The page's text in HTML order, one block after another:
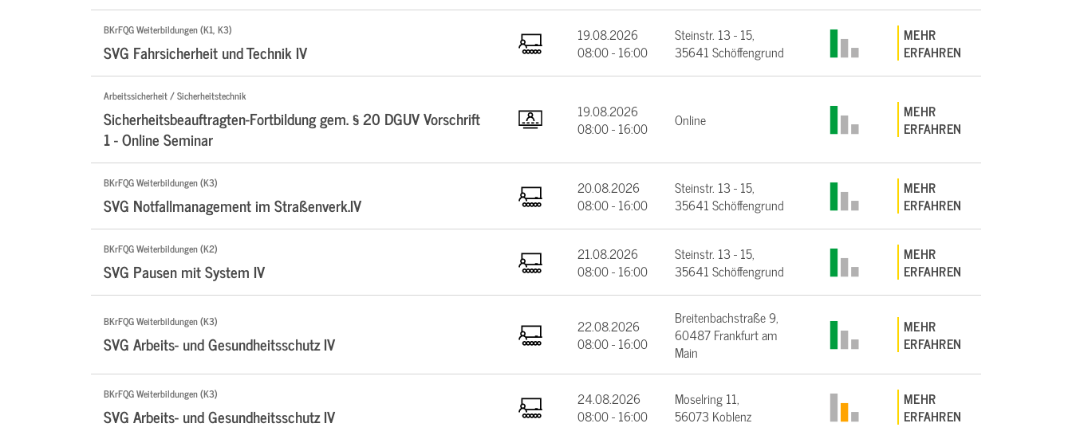
BKrFQG Weiterbildungen (K1, K3)
SVG Fahrsicherheit und Technik IV
19.08.2026
08:00 - 16:00
Steinstr. 13 - 15,
35641 Schöffengrund
MEHR
ERFAHREN
Arbeitssicherheit / Sicherheitstechnik
Sicherheitsbeauftragten-Fortbildung gem. § 20 DGUV Vorschrift
1 - Online Seminar
19.08.2026
08:00 - 16:00
Online
MEHR
ERFAHREN
BKrFQG Weiterbildungen (K3)
SVG Notfallmanagement im Straßenverk.IV
20.08.2026
08:00 - 16:00
Steinstr. 13 - 15,
35641 Schöffengrund
MEHR
ERFAHREN
BKrFQG Weiterbildungen (K2)
SVG Pausen mit System IV
21.08.2026
08:00 - 16:00
Steinstr. 13 - 15,
35641 Schöffengrund
MEHR
ERFAHREN
BKrFQG Weiterbildungen (K3)
SVG Arbeits- und Gesundheitsschutz IV
22.08.2026
08:00 - 16:00
Breitenbachstraße 9,
60487 Frankfurt am
Main
MEHR
ERFAHREN
BKrFQG Weiterbildungen (K3)
SVG Arbeits- und Gesundheitsschutz IV
24.08.2026
08:00 - 16:00
Moselring 11,
56073 Koblenz
MEHR
ERFAHREN